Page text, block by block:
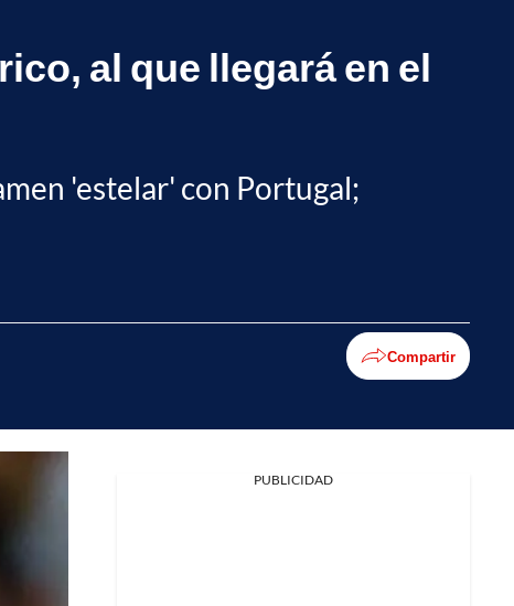
al que llegará en el
'estelar' con Portugal;
Compartir
PUBLICIDAD